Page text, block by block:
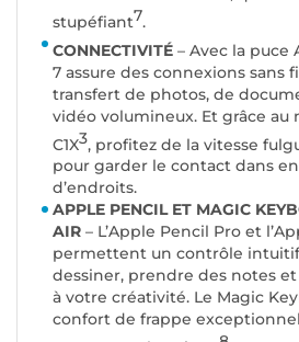
stupéfiant7.
CONNECTIVITÉ – Avec la puce
7 assure des connexions sans
transfert de photos, de
vidéo volumineux. Et grâce au
C1X3, profitez de la vitesse
pour garder le contact dans
d’endroits.
APPLE PENCIL ET MAGIC
AIR – L’Apple Pencil Pro et
permettent un contrôle
dessiner, prendre des notes
à votre créativité. Le Magic
confort de frappe